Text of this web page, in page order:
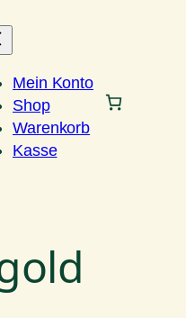
Mein Konto
Shop
Warenkorb
Kasse